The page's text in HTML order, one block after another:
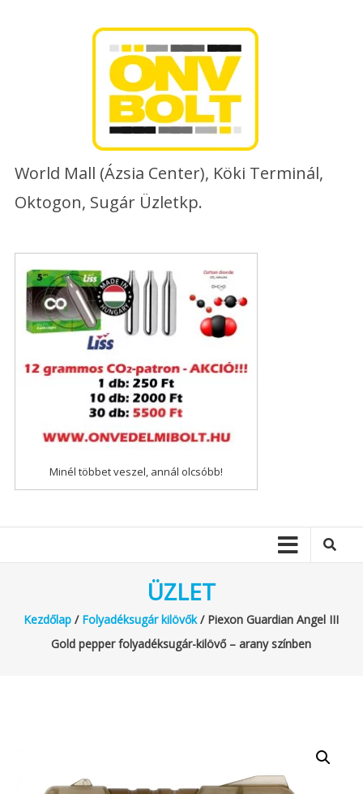
World Mall (Ázsia Center), Köki Terminál,
Oktogon, Sugár Üzletkp.
Minél többet veszel, annál olcsóbb!
ÜZLET
Kezdőlap / Folyadéksugár kilövők/ Piexon Guardian Angel III
Gold pepper folyadéksugár-kilövő – arany színben